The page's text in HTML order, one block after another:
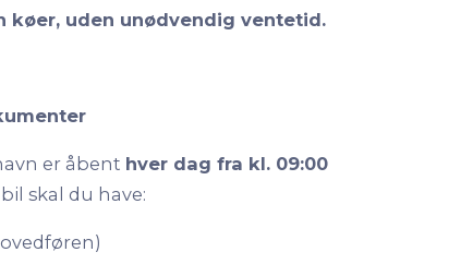
køer, uden unødvendig ventetid.
er åbent hver dag fra kl. 09:00
skal du have: